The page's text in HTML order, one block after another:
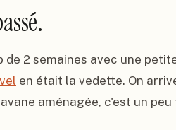
2 semaines avec une
en était la vedette. On
aménagée, c'est un